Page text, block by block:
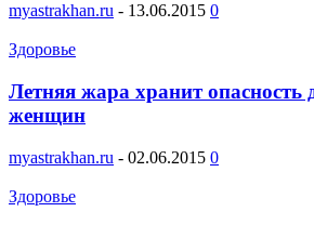
myastrakhan.ru - 13.06.2015 0
Здоровье
Летняя жара хранит опасность
женщин
myastrakhan.ru - 02.06.2015 0
Здоровье